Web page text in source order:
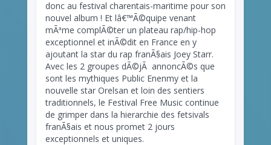
donc au festival charentais-maritime pour son
nouvel album ! Et lâ€™Ã©quipe venant
mÃªme complÃ©ter un plateau rap/hip-hop
exceptionnel et inÃ©dit en France en y
ajoutant la star du rap franÃ§ais Joey Starr.
Avec les 2 groupes dÃ©jÃ annoncÃ©s que
sont les mythiques Public Enenmy et la
nouvelle star Orelsan et loin des sentiers
traditionnels, le Festival Free Music continue
de grimper dans la hierarchie des fetsivals
franÃ§ais et nous promet 2 jours
exceptionnels et uniques.